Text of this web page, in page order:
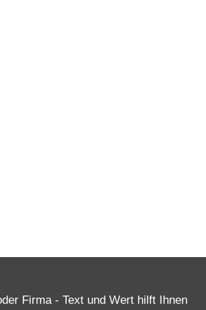
Firma - Text und Wert hilft Ihnen